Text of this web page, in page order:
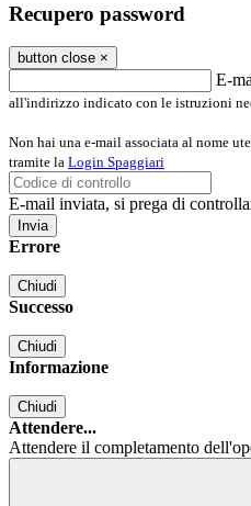
Recupero password
button close ×
E-
all'indirizzo indicato con le istruzioni
Non hai una e-mail associata al nome
tramite la Login Spaggiari
E-mail inviata, si prega di
Errore
Chiudi
Successo
Chiudi
Informazione
Chiudi
Attendere...
Attendere il completamento